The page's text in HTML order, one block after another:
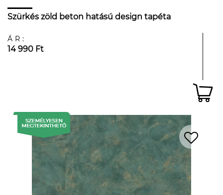
Szürkés zöld beton hatású design tapéta
ÁR:
14 990 Ft